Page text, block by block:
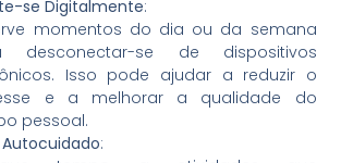
se Digitalmente:
momentos do dia ou da semana
desconectar-se de dispositivos
Isso pode ajudar a reduzir o
e a melhorar a qualidade do
pessoal.
: